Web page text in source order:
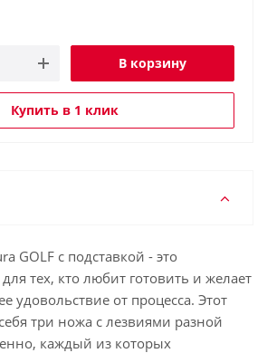
В корзину
Купить в 1 клик
GOLF с подставкой - это
тех, кто любит готовить и желает
удовольствие от процесса. Этот
три ножа с лезвиями разной
каждый из которых